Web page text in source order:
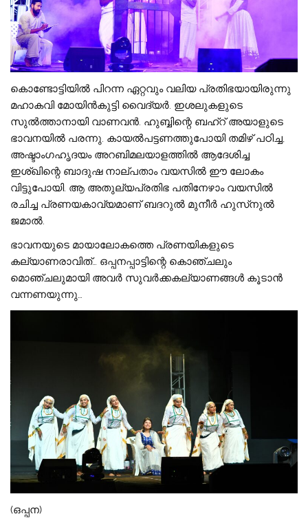
കൊണ്ടോട്ടിയിൽ പിറന്ന ഏറ്റവും വലിയ പ്രതിഭയായിരുന്നു
മഹാകവി മോയിൻകുട്ടി വൈദ്യർ. ഇശലുകളുടെ
സുൽത്താനായി വാണവൻ. ഹുബ്ബിന്റെ ബഹ്റ് അയാളുടെ
ഭാവനയിൽ പരന്നു. കായൽപട്ടണത്തുപോയി തമിഴ് പഠിച്ച,
അഷ്ടാംഗഹൃദയം അറബിമലയാളത്തിൽ ആദേശിച്ച
ഇശ്‌ഖിന്റെ ബാദുഷ നാല്പതാം വയസിൽ ഈ ലോകം
വിട്ടുപോയി. ആ അതുല്യപ്രതിഭ പതിനേഴാം വയസിൽ
രചിച്ച പ്രണയകാവ്യമാണ് ബദറുൽ മുനീർ ഹുസ്‌നുൽ
ജമാൽ.
ഭാവനയുടെ മായാലോകത്തെ പ്രണയികളുടെ
കല്യാണരാവിത്‌… ഒപ്പനപ്പാട്ടിന്റെ കൊഞ്ചലും
മൊഞ്ചലുമായി അവർ സുവർക്കകല്യാണങ്ങൾ കൂടാൻ
വന്നണയുന്നു…
(ഒപ്പന)